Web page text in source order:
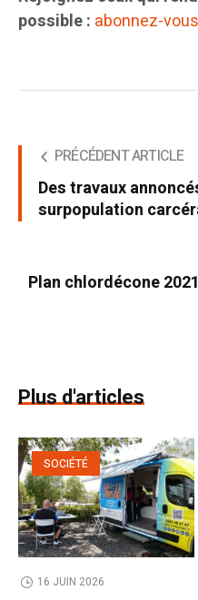
possible : abonnez-vous
PRÉCÉDENT ARTICLE
Des travaux
surpopulation
Plan chlordécone
Plus d'articles
SOCIÉTÉ
16 JUIN 2026